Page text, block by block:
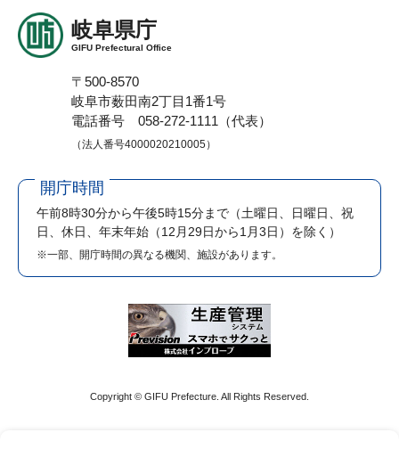
岐阜県庁
GIFU Prefectural Office
〒500-8570
岐阜市薮田南2丁目1番1号
電話番号 058-272-1111（代表）
（法人番号4000020210005）
開庁時間
午前8時30分から午後5時15分まで （土曜日、日曜日、祝
日、休日、年末年始（12月29日から1月3日）を除く）
※一部、開庁時間の異なる機関、施設があります。
Copyright © GIFU Prefecture. All Rights Reserved.